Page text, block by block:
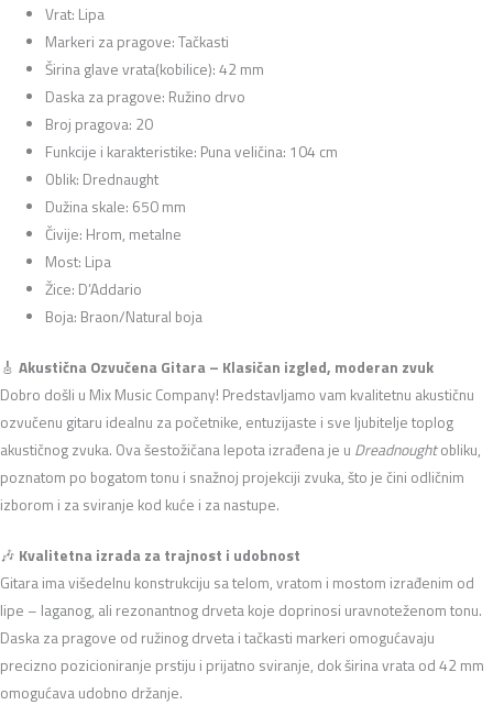
Vrat: Lipa
Markeri za pragove: Tačkasti
Širina glave vrata(kobilice): 42 mm
Daska za pragove: Ružino drvo
Broj pragova: 20
Funkcije i karakteristike: Puna veličina: 104 cm
Oblik: Drednaught
Dužina skale: 650 mm
Čivije: Hrom, metalne
Most: Lipa
Žice: D’Addario
Boja: Braon/Natural boja
🎸 Akustična Ozvučena Gitara – Klasičan izgled, moderan zvuk
Dobro došli u Mix Music Company! Predstavljamo vam kvalitetnu akustičnu
ozvučenu gitaru idealnu za početnike, entuzijaste i sve ljubitelje toplog
akustičnog zvuka. Ova šestožičana lepota izrađena je u Dreadnoughtobliku,
poznatom po bogatom tonu i snažnoj projekciji zvuka, što je čini odličnim
izborom i za sviranje kod kuće i za nastupe.
🎶 Kvalitetna izrada za trajnost i udobnost
Gitara ima višedelnu konstrukciju sa telom, vratom i mostom izrađenim od
lipe – laganog, ali rezonantnog drveta koje doprinosi uravnoteženom tonu.
Daska za pragove od ružinog drveta i tačkasti markeri omogućavaju
precizno pozicioniranje prstiju i prijatno sviranje, dok širina vrata od 42 mm
omogućava udobno držanje.